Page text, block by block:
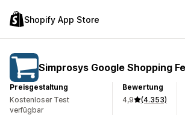
Shopify App Store
Simprosys Google Shopping
Preisgestaltung
Kostenloser Test
verfügbar
Bewertung
4,9
(4.353)